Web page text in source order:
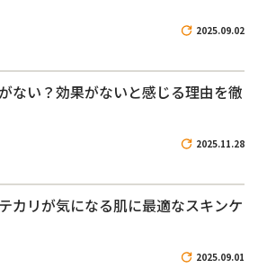
2025.09.02
ない？効果がないと感じる理由を徹
2025.11.28
カリが気になる肌に最適なスキンケ
2025.09.01